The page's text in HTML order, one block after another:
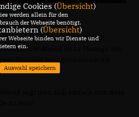
fand der Potsdam-Besuch
heute Abend im Le Manege am
Antwort stand.
Cookies (Übersicht)
werden allein für den
der Webseite benötigt.
(Übersicht)
Webseite binden wir Dienste und
ein.
Auswahl speichern